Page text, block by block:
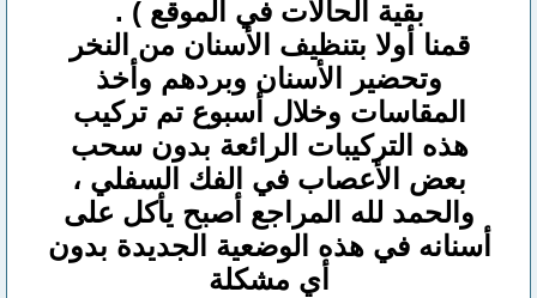
بقية الحالات في الموقع ) .
قمنا أولا بتنظيف الأسنان من النخر
وتحضير الأسنان وبردهم وأخذ
المقاسات وخلال أسبوع تم تركيب
هذه التركيبات الرائعة بدون سحب
بعض الأعصاب في الفك السفلي ،
والحمد لله المراجع أصبح يأكل على
أسنانه في هذه الوضعية الجديدة بدون
أي مشكلة